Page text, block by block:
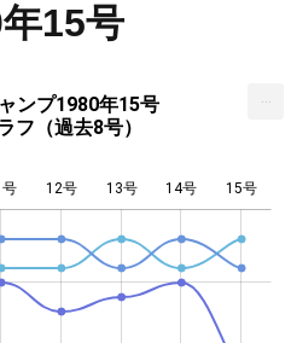
15号
ンプ1980年15号
フ（過去8号）
12号 13号 14号 15号